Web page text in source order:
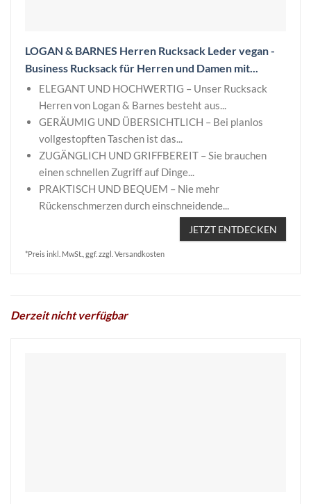
LOGAN & BARNES Herren Rucksack Leder vegan -
Business Rucksack für Herren und Damen mit...
ELEGANT UND HOCHWERTIG – Unser Rucksack
Herren von Logan & Barnes besteht aus...
GERÄUMIG UND ÜBERSICHTLICH – Bei planlos
vollgestopften Taschen ist das...
ZUGÄNGLICH UND GRIFFBEREIT – Sie brauchen
einen schnellen Zugriff auf Dinge...
PRAKTISCH UND BEQUEM – Nie mehr
Rückenschmerzen durch einschneidende...
JETZT ENTDECKEN
*Preis inkl. MwSt., ggf. zzgl. Versandkosten
Derzeit nicht verfügbar